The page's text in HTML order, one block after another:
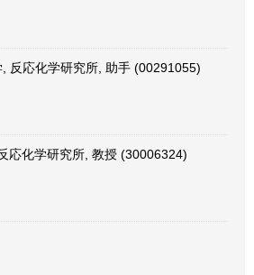
反応化学研究所, 助手 (00291055)
応化学研究所, 教授 (30006324)